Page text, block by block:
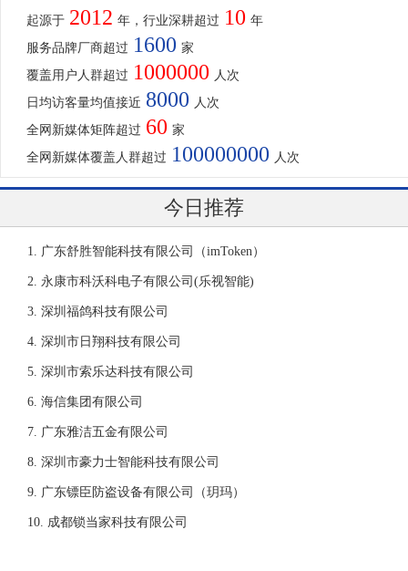
起源于 2012 年，行业深耕超过 10 年
服务品牌厂商超过 1600 家
覆盖用户人群超过 1000000 人次
日均访客量均值接近 8000 人次
全网新媒体矩阵超过 60 家
全网新媒体覆盖人群超过 100000000 人次
今日推荐
广东舒胜智能科技有限公司（imToken）
永康市科沃科电子有限公司(乐视智能)
深圳福鸽科技有限公司
深圳市日翔科技有限公司
深圳市索乐达科技有限公司
海信集团有限公司
广东雅洁五金有限公司
深圳市豪力士智能科技有限公司
广东镖臣防盗设备有限公司（玥玛）
成都锁当家科技有限公司